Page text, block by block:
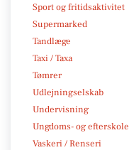
Sport og fritidsaktivitet
Supermarked
Tandlæge
Taxi / Taxa
Tømrer
Udlejningselskab
Undervisning
Ungdoms- og efterskole
Vaskeri / Renseri